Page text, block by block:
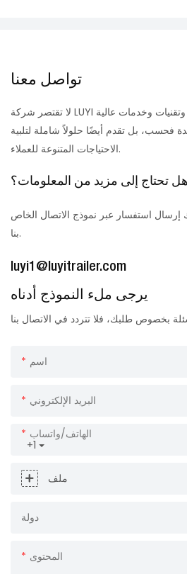
تواصل معنا
لا تقتصر شركة LUYI على تزويد العملاء بمنتجات وتقنيات وخدمات عالية
فحسب، بل تقدم أيضًا حلولاً شاملة لتلبية
الاحتياجات المتنوعة للعملاء.
هل تحتاج إلى مزيد من المعلومات؟
إرسال استفسار عبر نموذج الاتصال الخاص
بنا.
luyi1@luyitrailer.com
يرجى ملء النموذج أدناه
اسم
البريد الإلكتروني
+1
الهاتف/واتساب
ملف
دولة
المحتوى